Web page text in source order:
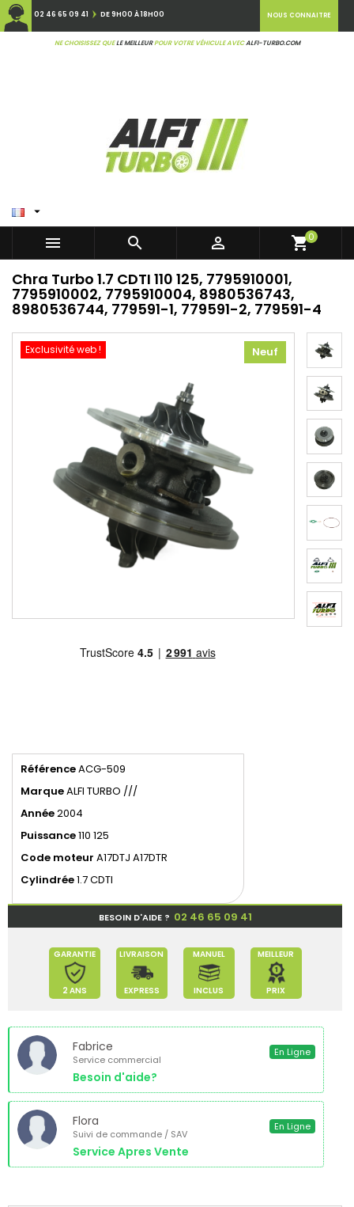
02 46 65 09 41 DE 9H00 À 18H00
NE CHOISISSEZ QUELE MEILLEURPOUR VOTRE VÉHICULE AVECALFI-TURBO.COM
NOUS CONNAITRE

   shopping_cart0
Chra Turbo 1.7 CDTI 110 125, 7795910001,
7795910002, 7795910004, 8980536743,
8980536744, 779591-1, 779591-2, 779591-4
Exclusivité web ! Neuf
RéférenceACG-509
MarqueALFI TURBO ///
Année2004
Puissance110 125
Code moteur A17DTJ A17DTR
Cylindrée1.7 CDTI
BESOIN D'AIDE ? 02 46 65 09 41
GARANTIE
2 ANS
LIVRAISON
EXPRESS
MANUEL
INCLUS
MEILLEUR
PRIX
Fabrice
Service commercial
Besoin d'aide?
En Ligne
Flora
Suivi de commande / SAV
Service Apres Vente
En Ligne